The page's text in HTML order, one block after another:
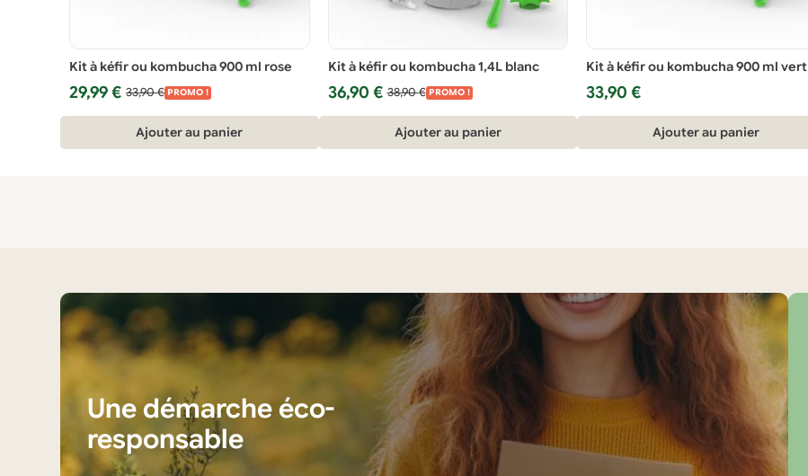
Kit à kéfir ou kombucha 900 ml rose
33,90€
Le
était :
29,99€
Le
est :
PROMO !
Ajouter au panier
Kit à kéfir ou kombucha 1,4L blanc
38,90€
Le
était :
36,90 €
Le
est :
PROMO !
Ajouter au panier
Kit à kéfir ou kombucha 900 ml vert
33,90 €
Ajouter au panier
Une démarche éco-
responsable